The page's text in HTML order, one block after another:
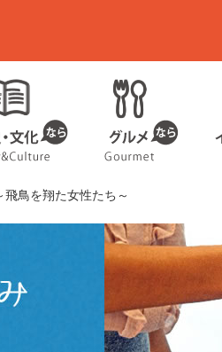
飛鳥を翔た女性たち～